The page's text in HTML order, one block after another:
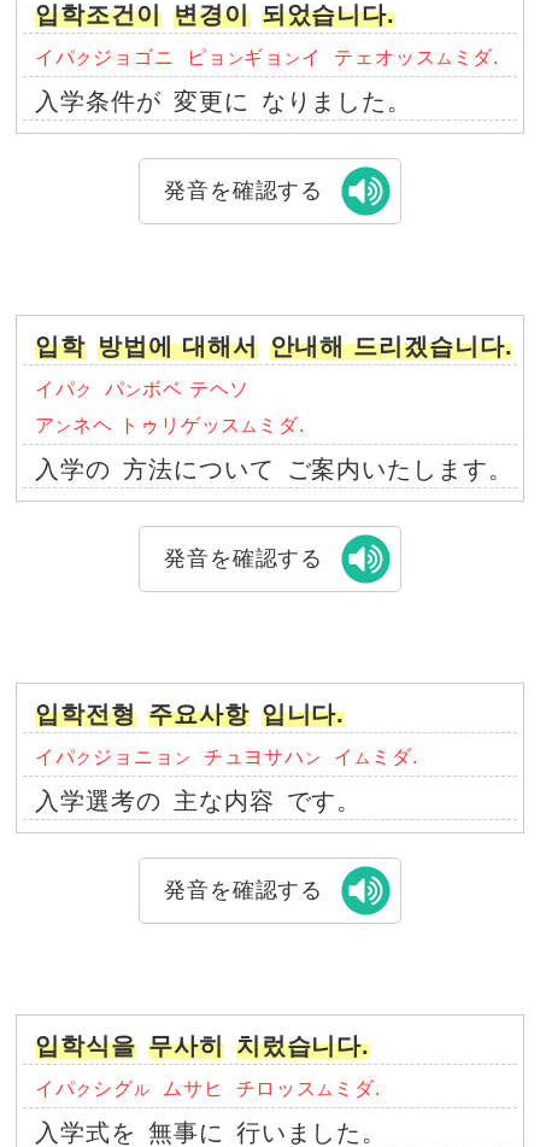
입학조건이 변경이 되었습니다.
イパク ジョゴニ ピョ ンギョ ン イ テェオッス ム ミダ.
入学条件が 変更に なりました。
発音を確認する
입학 방법에 대해서 안내해 드리겠습니다.
イパク パン ボベ テヘソ
ア ン ネヘ トゥリゲッス ム ミダ.
入学の 方法について ご案内いたします。
発音を確認する
입학전형 주요사항 입니다.
イパク ジョニョ ン チュヨサハ ン イ ム ミダ.
入学選考の 主な内容 です。
発音を確認する
입학식을 무사히 치렀습니다.
イパク シグル ムサヒ チロッス ム ミダ.
入学式を 無事に 行いました。